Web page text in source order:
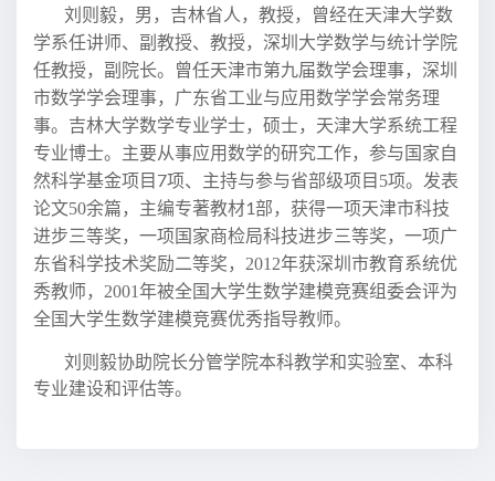
刘则毅，男，吉林省人，教授，曾经在天津大学数
学系任讲师、副教授、教授，深圳大学数学与统计学院
任教授，副院长。曾任天津市第九届数学会理事，深圳
市数学学会理事，广东省工业与应用数学学会常务理
事。吉林大学数学专业学士，硕士，天津大学系统工程
专业博士。主要从事应用数学的研究工作，参与国家自
然科学基金项目 7项、主持与参与省部级项目 5项。 发表
论文50余篇，主编专著教材1部， 获得一项天津市科技
进步三等奖，一项国家商检局科技进步三等奖，一项广
东省科学技术奖励二等奖， 2012年获深圳市教育系统优
秀教师， 2001年被全国大学生数学建模竞赛组委会评为
全国大学生数学建模竞赛优秀指导教师。
刘则毅协助院长分管学院本科教学和实验室、本科
专业建设和评估等。